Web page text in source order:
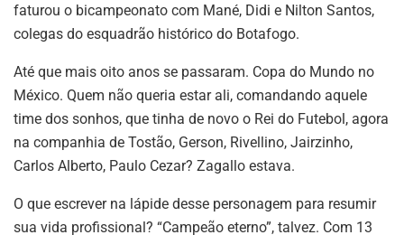
faturou o bicampeonato com Mané, Didi e Nilton Santos,
colegas do esquadrão histórico do Botafogo.
Até que mais oito anos se passaram. Copa do Mundo no
México. Quem não queria estar ali, comandando aquele
time dos sonhos, que tinha de novo o Rei do Futebol, agora
na companhia de Tostão, Gerson, Rivellino, Jairzinho,
Carlos Alberto, Paulo Cezar? Zagallo estava.
O que escrever na lápide desse personagem para resumir
sua vida profissional? “Campeão eterno”, talvez. Com 13